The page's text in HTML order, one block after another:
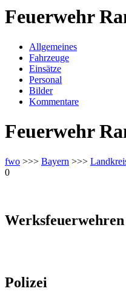
Feuerwehr
Allgemeines
Fahrzeuge
Einsätze
Personal
Bilder
Kommentare
Feuerwehr
fwo >>> Bayern >>>
0
Werksfeuerwehren
Polizei